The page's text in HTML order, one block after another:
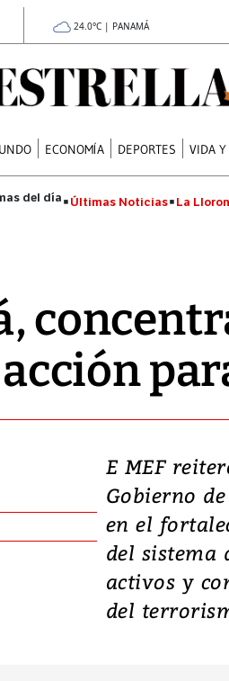
24.0°C | PANAMÁ
ECONOMÍA DEPORTES VIDA Y
Últimas Noticias La
E MEF
Gobierno
en el
del sistema
activos y
del